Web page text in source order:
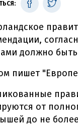
должно
пишет
от
до не